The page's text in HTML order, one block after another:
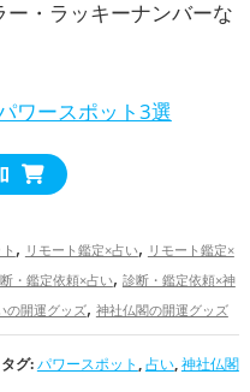
ー・ラッキーナンバーな
ワースポット3選
, リモート鑑定×占い, リモート鑑定×
・鑑定依頼×占い, 診断・鑑定依頼×神
の開運グッズ, 神社仏閣の開運グッズ
人向け鑑定
タグ:パワースポット,占い,神社仏閣